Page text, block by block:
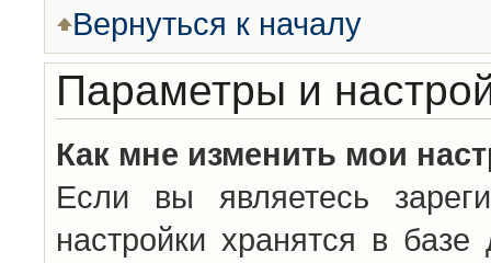
Вернуться к началу
Параметры и
Как мне изменить мои
Если вы являетесь
настройки хранятся в